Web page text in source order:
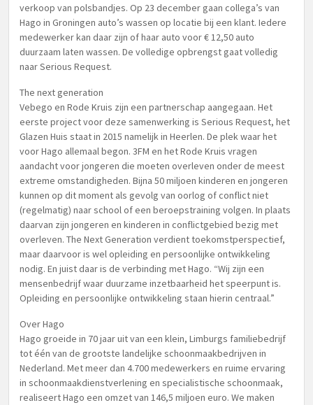
verkoop van polsbandjes. Op 23 december gaan collega’s van
Hago in Groningen auto’s wassen op locatie bij een klant. Iedere
medewerker kan daar zijn of haar auto voor € 12,50 auto
duurzaam laten wassen. De volledige opbrengst gaat volledig
naar Serious Request.
The next generation
Vebego en Rode Kruis zijn een partnerschap aangegaan. Het
eerste project voor deze samenwerking is Serious Request, het
Glazen Huis staat in 2015 namelijk in Heerlen. De plek waar het
voor Hago allemaal begon. 3FM en het Rode Kruis vragen
aandacht voor jongeren die moeten overleven onder de meest
extreme omstandigheden. Bijna 50 miljoen kinderen en jongeren
kunnen op dit moment als gevolg van oorlog of conflict niet
(regelmatig) naar school of een beroepstraining volgen. In plaats
daarvan zijn jongeren en kinderen in conflictgebied bezig met
overleven. The Next Generation verdient toekomstperspectief,
maar daarvoor is wel opleiding en persoonlijke ontwikkeling
nodig. En juist daar is de verbinding met Hago. “Wij zijn een
mensenbedrijf waar duurzame inzetbaarheid het speerpunt is.
Opleiding en persoonlijke ontwikkeling staan hierin centraal.”
Over Hago
Hago groeide in 70 jaar uit van een klein, Limburgs familiebedrijf
tot één van de grootste landelijke schoonmaakbedrijven in
Nederland. Met meer dan 4.700 medewerkers en ruime ervaring
in schoonmaakdienstverlening en specialistische schoonmaak,
realiseert Hago een omzet van 146,5 miljoen euro. We maken